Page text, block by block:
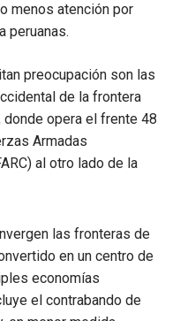
menos atención por
peruanas.
preocupación son las
de la frontera
opera el frente 48
Armadas
al otro lado de la
las fronteras de
en un centro de
economías
el contrabando de